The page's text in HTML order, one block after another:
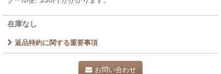
在庫なし
返品特約に関する重要事項
お問い合わせ